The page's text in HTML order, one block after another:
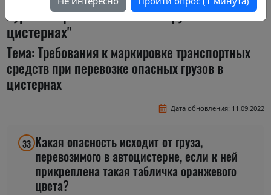
курса "Перевозка опасных грузов в
цистернах"
Тема: Требования к маркировке транспортных
средств при перевозке опасных грузов в
цистернах
Дата обновления: 11.09.2022
33 Какая опасность исходит от груза,
перевозимого в автоцистерне, если к ней
прикреплена такая табличка оранжевого
цвета?